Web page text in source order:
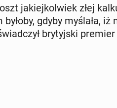
ja­kiej­kol­wiek złej
byłoby, gdyby myślała,
bry­tyj­ski